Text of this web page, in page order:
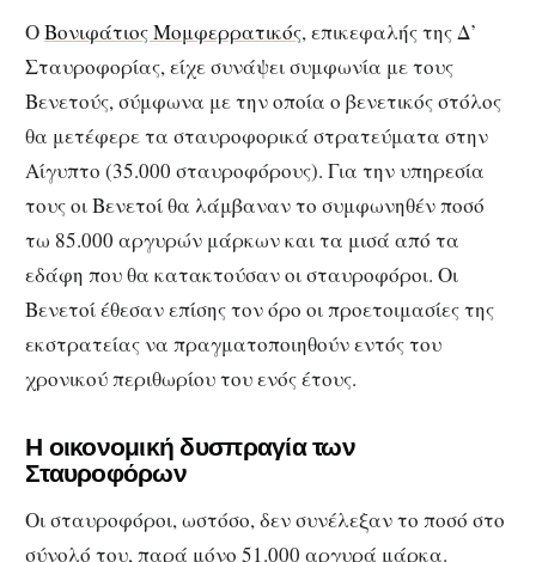
ΟΒονιφάτιος Μομφερρατικός, επικεφαλής της Δ’
Σταυροφορίας, είχε συνάψει συμφωνία με τους
Βενετούς, σύμφωνα με την οποία ο βενετικός στόλος
θα μετέφερε τα σταυροφορικά στρατεύματα στην
Αίγυπτο (35.000 σταυροφόρους). Για την υπηρεσία
τους οι Βενετοί θα λάμβαναν το συμφωνηθέν ποσό
τω 85.000 αργυρών μάρκων και τα μισά από τα
εδάφη που θα κατακτούσαν οι σταυροφόροι. Οι
Βενετοί έθεσαν επίσης τον όρο οι προετοιμασίες της
εκστρατείας να πραγματοποιηθούν εντός του
χρονικού περιθωρίου του ενός έτους.
Η οικονομική δυσπραγία των
Σταυροφόρων
Οι σταυροφόροι, ωστόσο, δεν συνέλεξαν το ποσό στο
σύνολό του, παρά μόνο 51.000 αργυρά μάρκα.